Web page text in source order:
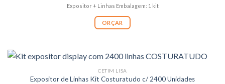
Expositor + Linhas Embalagem: 1 kit
ORÇAR
CETIM LISA
Expositor de Linhas Kit Costuratudo c/ 2400 Unidades